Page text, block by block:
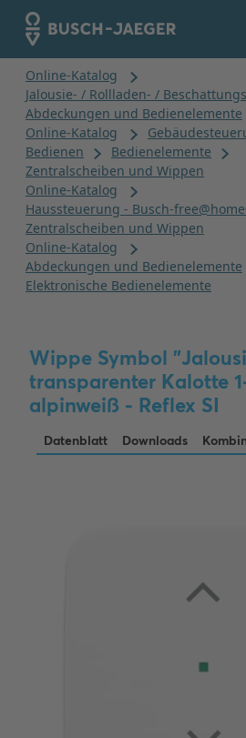
Wippe Symbol
transparenter Kalotte
alpinweiß - Reflex SI
Datenblatt Downloads